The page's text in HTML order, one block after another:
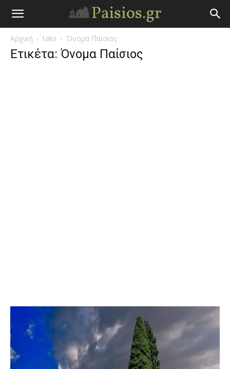
Άγιος
Γέροντας
Αρχική taks Όνομα Παίσιος
Ετικέτα: Όνομα Παίσιος